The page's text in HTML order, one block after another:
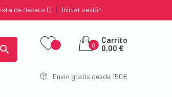
Iniciar sesión
de deseos
 0
Carrito
0,00 €
Envío gratis desde 150€